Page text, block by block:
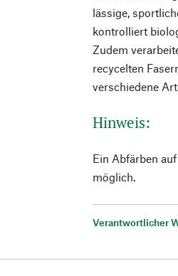
lässige,
kontrolliert
Zudem
recycelten
verschiedene
Hinweis:
Ein Abfärben
möglich.
Verantwortlicher